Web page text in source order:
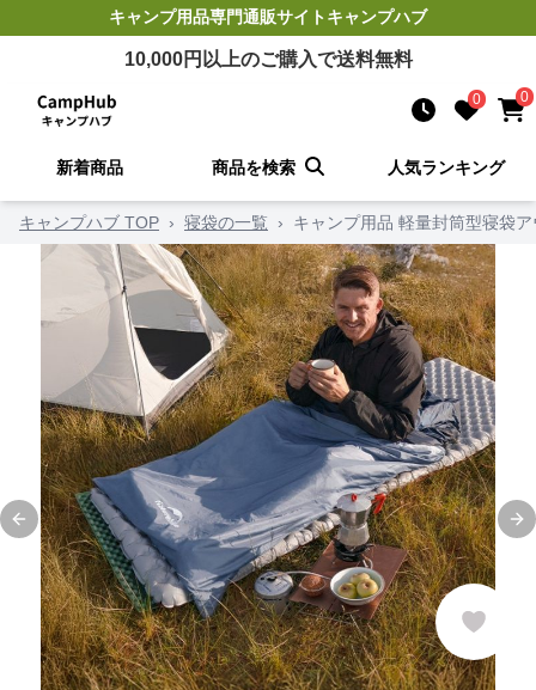
キャンプ用品専門通販サイトキャンプハブ
10,000円以上のご購入で送料無料
0 0
新着商品 商品を検索 人気ランキング
キャンプハブ TOP › 寝袋の一覧 › キャンプ用品 軽量封筒型寝袋
Previous slide